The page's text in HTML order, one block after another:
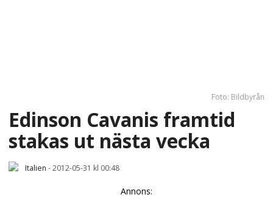
Foto: Bildbyrån
Edinson Cavanis framtid
stakas ut nästa vecka
Italien -2012-05-31 kl 00:48
Annons: